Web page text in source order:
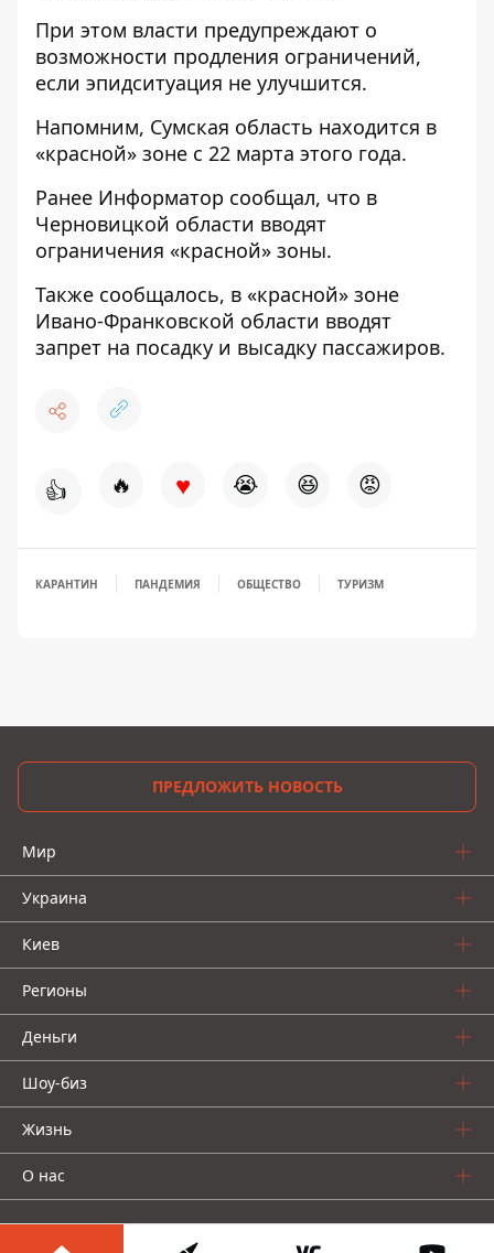
При этом власти предупреждают о
возможности продления ограничений,
если эпидситуация не улучшится.
Напомним, Сумская область находится в
«красной» зоне с 22 марта этого года.
Ранее Информатор сообщал, что в
Черновицкой области вводят
ограничения «красной» зоны.
Также сообщалось, в «красной» зоне
Ивано-Франковской области вводят
запрет на посадку и высадку пассажиров.
👍 🔥 ♥ 😭 😆 😡
КАРАНТИН ПАНДЕМИЯ ОБЩЕСТВО ТУРИЗМ
ПРЕДЛОЖИТЬ НОВОСТЬ
Мир
Украина
Киев
Регионы
Деньги
Шоу-биз
Жизнь
О нас